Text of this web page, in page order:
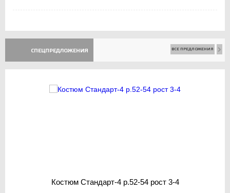
СПЕЦПРЕДЛОЖЕНИЯ ВСЕ ПРЕДЛОЖЕНИЯ
Костюм Стандарт-4 р.52-54 рост 3-4